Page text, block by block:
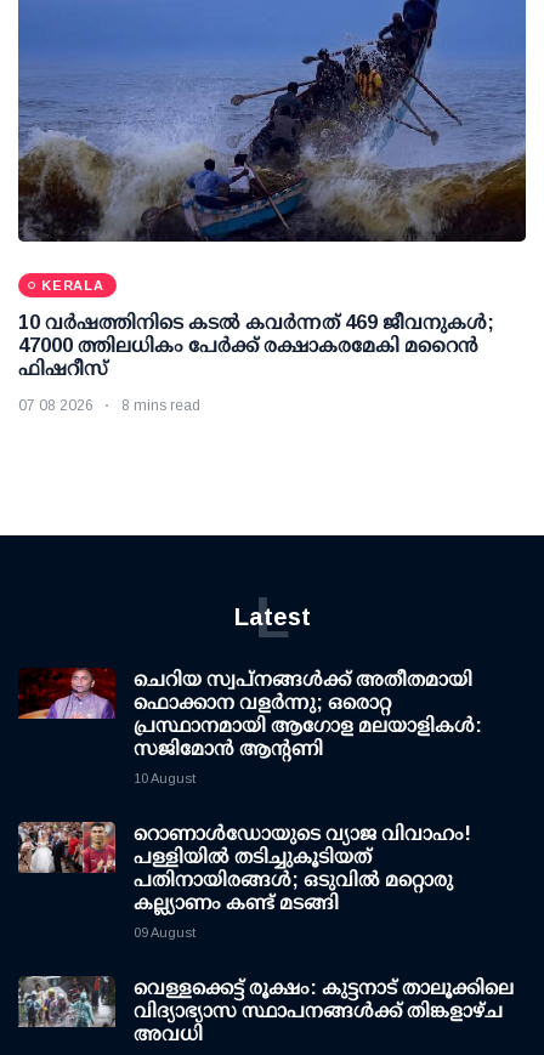
KERALA
10 വര്‍ഷത്തിനിടെ കടല്‍ കവര്‍ന്നത് 469 ജീവനുകള്‍;
47000 ത്തിലധികം പേര്‍ക്ക് രക്ഷാകരമേകി മറൈന്‍
ഫിഷറീസ്
07 08 2026 8 mins read
Latest
L
ചെറിയ സ്വപ്നങ്ങൾക്ക് അതീതമായി
ഫൊക്കാന വളർന്നു; ഒരൊറ്റ
പ്രസ്ഥാനമായി ആഗോള മലയാളികൾ:
സജിമോൻ ആന്റണി
10 August
റൊണാള്‍ഡോയുടെ വ്യാജ വിവാഹം!
പള്ളിയില്‍ തടിച്ചുകൂടിയത്
പതിനായിരങ്ങള്‍; ഒടുവില്‍ മറ്റൊരു
കല്ല്യാണം കണ്ട് മടങ്ങി
09 August
വെള്ളക്കെട്ട് രൂക്ഷം: കുട്ടനാട് താലൂക്കിലെ
വിദ്യാഭ്യാസ സ്ഥാപനങ്ങള്‍ക്ക് തിങ്കളാഴ്ച
അവധി